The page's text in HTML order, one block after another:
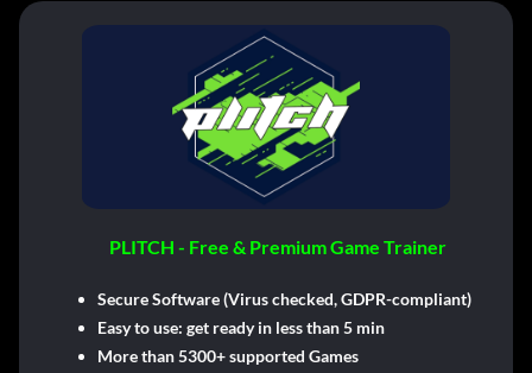
PLITCH - Free & Premium Game Trainer
Secure Software (Virus checked, GDPR-compliant)
Easy to use: get ready in less than 5 min
More than 5300+ supported Games